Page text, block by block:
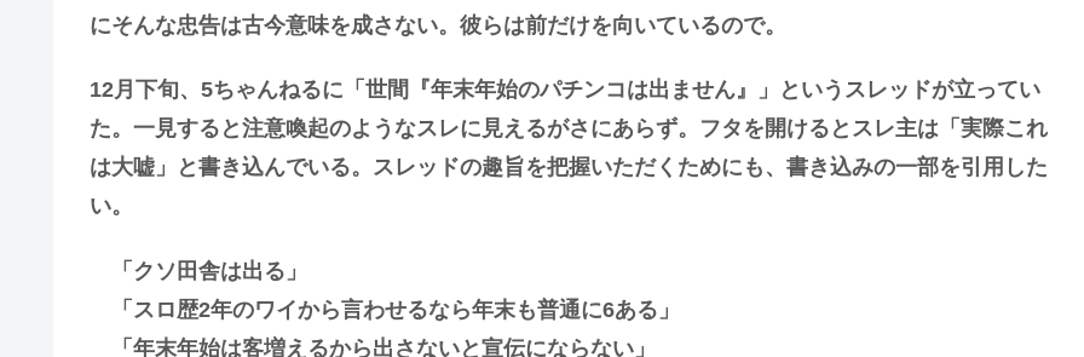
にそんな忠告は古今意味を成さない。彼らは前だけを向いているので。
12月下旬、5ちゃんねるに「世間『年末年始のパチンコは出ません』」というスレッドが立ってい
た。一見すると注意喚起のようなスレに見えるがさにあらず。フタを開けるとスレ主は「実際これ
は大嘘」と書き込んでいる。スレッドの趣旨を把握いただくためにも、書き込みの一部を引用した
い。
「クソ田舎は出る」
「スロ歴2年のワイから言わせるなら年末も普通に6ある」
「年末年始は客増えるから出さないと宣伝にならない」